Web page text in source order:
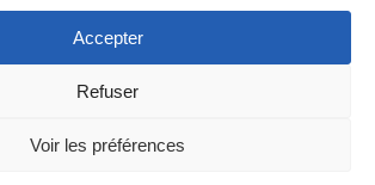
Accepter
Refuser
Voir les préférences
La collectivité de Corse
La municipalité d'Île-Rousse